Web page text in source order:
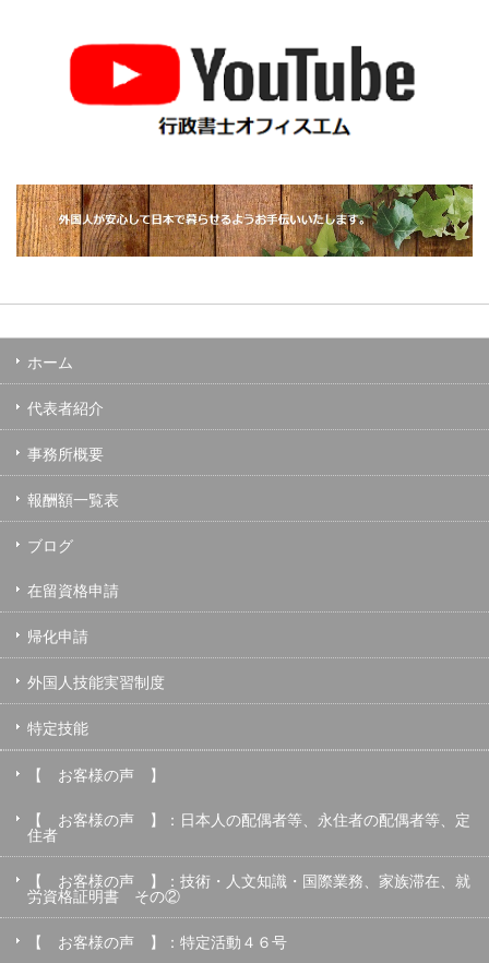
ホーム
代表者紹介
事務所概要
報酬額一覧表
ブログ
在留資格申請
帰化申請
外国人技能実習制度
特定技能
【 お客様の声 】
【 お客様の声 】：日本人の配偶者等、永住者の配偶者等、定
住者
【 お客様の声 】：技術・人文知識・国際業務、家族滞在、就
労資格証明書 その②
【 お客様の声 】：特定活動４６号